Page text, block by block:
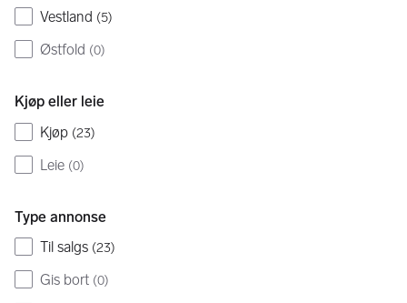
Vestland (5)
Østfold (0)
Kjøp eller leie
Kjøp (23)
Leie (0)
Type annonse
Til salgs (23)
Gis bort (0)